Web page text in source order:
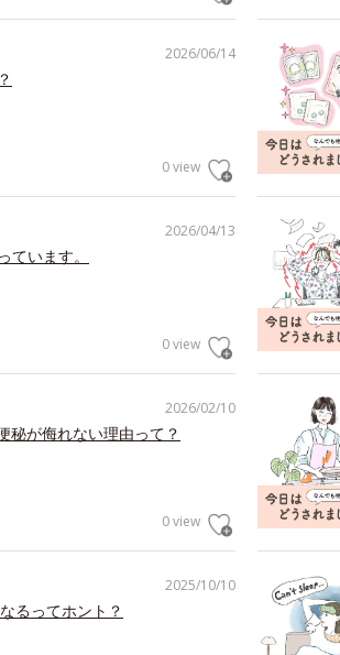
2026/06/14
0 view
2026/04/13
います。
0 view
2026/02/10
秘が侮れない理由って？
0 view
2025/10/10
るってホント？